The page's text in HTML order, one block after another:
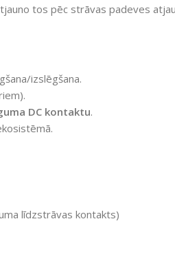
tos pēc strāvas padeves
izslēgšana.
DC kontaktu.
līdzstrāvas kontakts)